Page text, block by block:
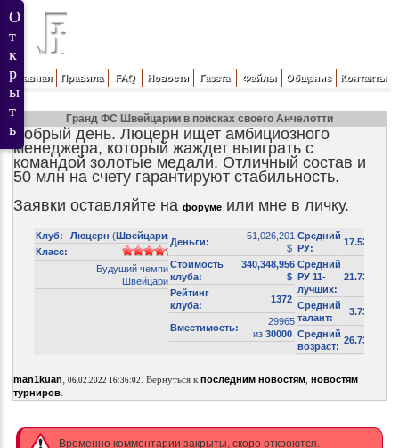
Главная Правила FAQ Новости Газета Файлы Общение Контакты
Гранд ФС Швейцарии в поисках своего Анчелотти
Добрый день. Люцерн ищет амбициозного
менеджера, который жаждет выиграть с
командой золотые медали. Отличный состав и
50 млн на счету гарантируют стабильность.
Заявки оставляйте на форумеили мне в личку.
Клуб: Люцерн (Швейцария
Класс:
Будущий чемпион
Швейцарии!
Деньги:
51,026,201
$
Стоимость
клуба:
340,348,956
$
Рейтинг
клуба:
1372
Вместимость:
29965
из 30000
Средний
РУ:
17.52
Средний
РУ 11-
лучших:
21.73
Средний
талант:
3.73
Средний
возраст:
26.73
man1kuan, 06.02.2022 16:36:02 . Вернуться к последним новостям, новостям
турниров.
Временно комментарии закрыты, скоро откроются.